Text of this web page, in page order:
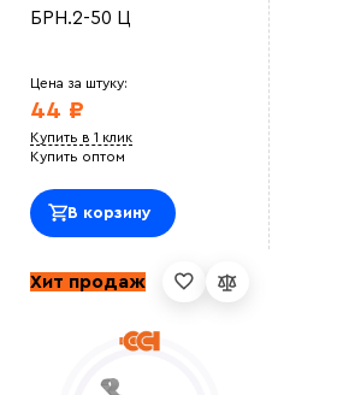
БРН.2-50 Ц
Цена за штуку:
44 ₽
Купить в 1 клик
Купить оптом
В корзину
Хит продаж